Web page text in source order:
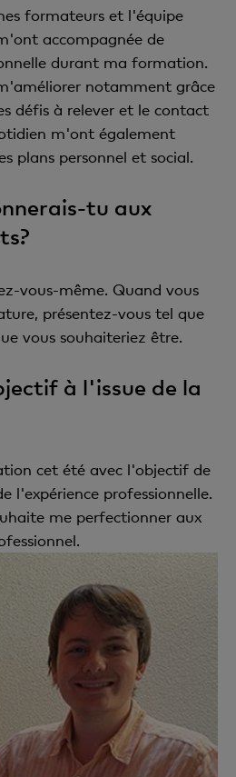
formateurs et l'équipe
accompagnée de
durant ma formation.
notamment grâce
défis à relever et le contact
m'ont également
plans personnel et social.
tu aux
vous-même. Quand vous
présentez-vous tel que
vous souhaiteriez être.
à l'issue de la
cet été avec l'objectif de
l'expérience professionnelle.
me perfectionner aux